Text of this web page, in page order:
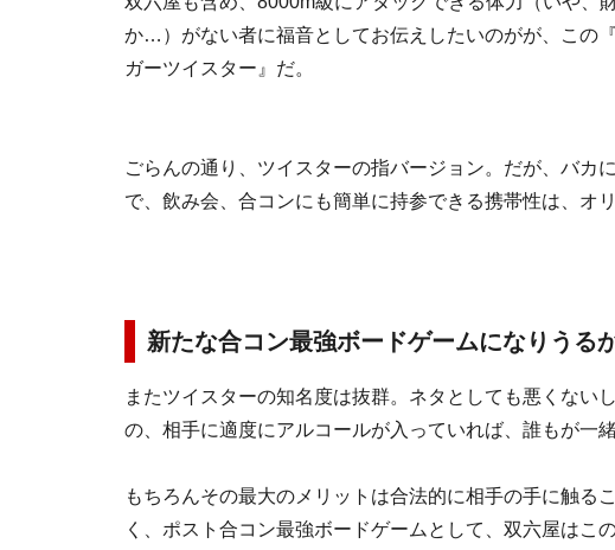
か…）がない者に福音としてお伝えしたいのがが、この
ガーツイスター』だ。
ごらんの通り、ツイスターの指バージョン。だが、バカ
で、飲み会、合コンにも簡単に持参できる携帯性は、オ
新たな合コン最強ボードゲームになりうる
またツイスターの知名度は抜群。ネタとしても悪くない
の、相手に適度にアルコールが入っていれば、誰もが一
もちろんその最大のメリットは合法的に相手の手に触る
く、ポスト合コン最強ボードゲームとして、双六屋はこ